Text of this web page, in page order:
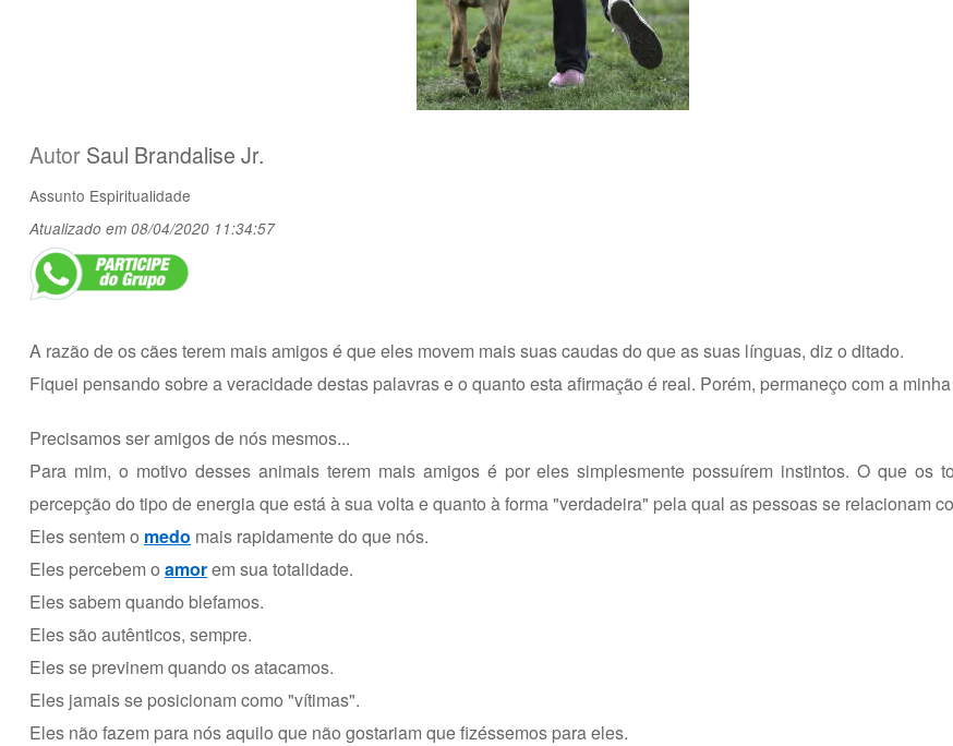
Autor Saul Brandalise Jr.
Assunto Espiritualidade
Atualizado em 08/04/2020 11:34:57
A razão de os cães terem mais amigos é que eles movem mais suas caudas do que as suas línguas, diz o ditado.
Fiquei pensando sobre a veracidade destas palavras e o quanto esta afirmação é real. Porém, permaneço com a
Precisamos ser amigos de nós mesmos...
Para mim, o motivo desses animais terem mais amigos é por eles simplesmente possuírem instintos. O que os
percepção do tipo de energia que está à sua volta e quanto à forma "verdadeira" pela qual as pessoas se relacionam
Eles sentem o medo mais rapidamente do que nós.
Eles percebem o amorem sua totalidade.
Eles sabem quando blefamos.
Eles são autênticos, sempre.
Eles se previnem quando os atacamos.
Eles jamais se posicionam como "vítimas".
Eles não fazem para nós aquilo que não gostariam que fizéssemos para eles.